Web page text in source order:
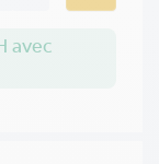
avec